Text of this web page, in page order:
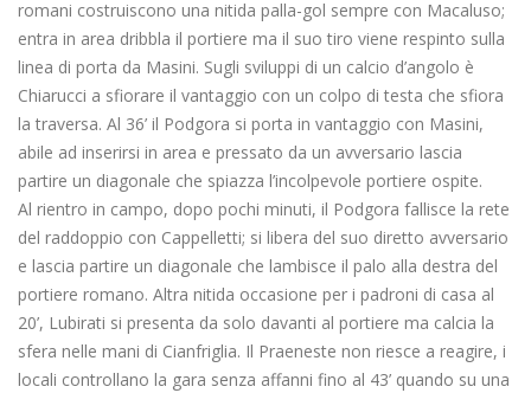
romani costruiscono una nitida palla-gol sempre con Macaluso;
entra in area dribbla il portiere ma il suo tiro viene respinto sulla
linea di porta da Masini. Sugli sviluppi di un calcio d’angolo è
Chiarucci a sfiorare il vantaggio con un colpo di testa che sfiora
la traversa. Al 36’ il Podgora si porta in vantaggio con Masini,
abile ad inserirsi in area e pressato da un avversario lascia
partire un diagonale che spiazza l’incolpevole portiere ospite.
Al rientro in campo, dopo pochi minuti, il Podgora fallisce la rete
del raddoppio con Cappelletti; si libera del suo diretto avversario
e lascia partire un diagonale che lambisce il palo alla destra del
portiere romano. Altra nitida occasione per i padroni di casa al
20’, Lubirati si presenta da solo davanti al portiere ma calcia la
sfera nelle mani di Cianfriglia. Il Praeneste non riesce a reagire, i
locali controllano la gara senza affanni fino al 43’ quando su una